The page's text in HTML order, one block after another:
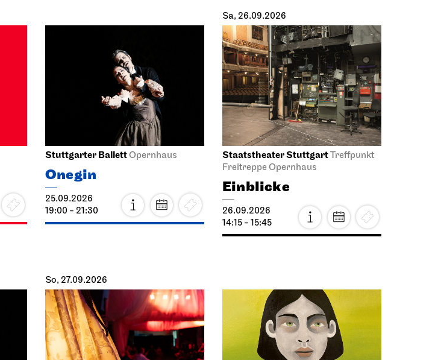
Stuttgarter BallettOpernhaus
Onegin
25.09.2026
19:00 - 21:30
Sa, 26.09.2026
Staatstheater StuttgartTreffpunkt
Freitreppe Opernhaus
Einblicke
26.09.2026
14:15 - 15:45
So, 27.09.2026